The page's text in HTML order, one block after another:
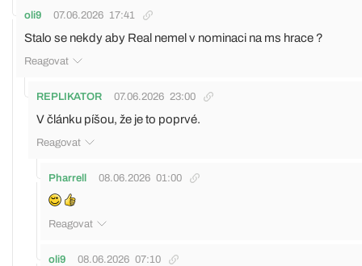
oli9 07.06.2026 17:41
Stalo se nekdy aby Real nemel v nominaci na ms hrace ?
Reagovat
REPLIKATOR 07.06.2026 23:00
V článku píšou, že je to poprvé.
Reagovat
Pharrell 08.06.2026 01:00
Reagovat
oli9 08.06.2026 07:10